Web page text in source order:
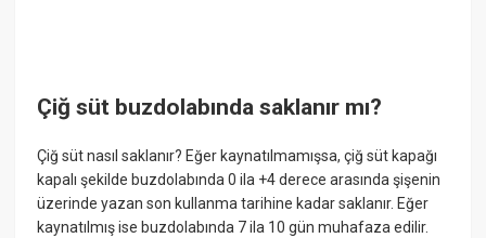
Çiğ süt buzdolabında saklanır mı?
Çiğ süt nasıl saklanır? Eğer kaynatılmamışsa, çiğ süt kapağı
kapalı şekilde buzdolabında 0 ila +4 derece arasında şişenin
üzerinde yazan son kullanma tarihine kadar saklanır. Eğer
kaynatılmış ise buzdolabında 7 ila 10 gün muhafaza edilir.